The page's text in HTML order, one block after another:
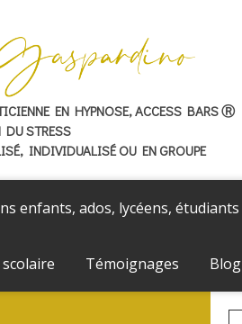
EN HYPNOSE, ACCESS BARS Ⓡ
DU STRESS
INDIVIDUALISÉ OU EN GROUPE
enfants, ados, lycéens, étudiants
Témoignages Blog